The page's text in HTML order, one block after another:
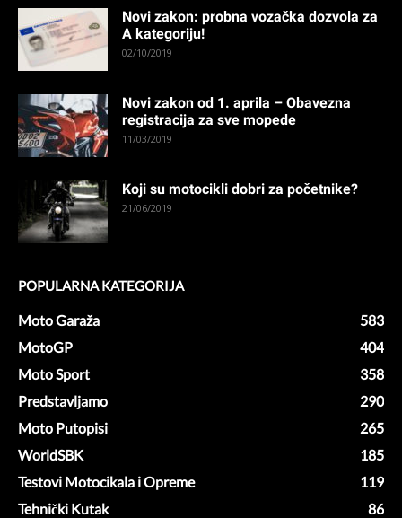
Novi zakon: probna vozačka dozvola za
A kategoriju!
02/10/2019
Novi zakon od 1. aprila – Obavezna
registracija za sve mopede
11/03/2019
Koji su motocikli dobri za početnike?
21/06/2019
POPULARNA KATEGORIJA
Moto Garaža
583
MotoGP
404
Moto Sport
358
Predstavljamo
290
Moto Putopisi
265
WorldSBK
185
Testovi Motocikala i Opreme
119
Tehnički Kutak
86